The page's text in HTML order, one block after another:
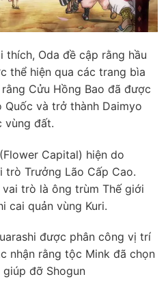
thích, Oda đề cập rằng hầu
thể hiện qua các trang bìa
Cửu Hồng Bao đã được
Quốc và trở thành Daimyo
vùng đất.
Capital) hiện do
trò Trưởng Lão Cấp Cao.
vai trò là ông trùm Thế giới
cai quản vùng Kuri.
được phân công vị trí
nhận rằng tộc Mink đã chọn
đỡ Shogun